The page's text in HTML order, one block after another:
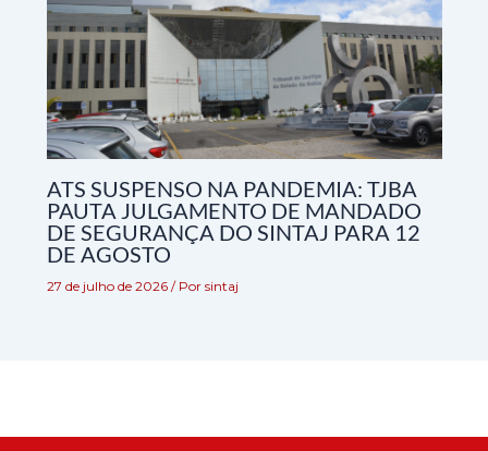
ATS SUSPENSO NA PANDEMIA: TJBA
PAUTA JULGAMENTO DE MANDADO
DE SEGURANÇA DO SINTAJ PARA 12
DE AGOSTO
27 de julho de 2026 / Por sintaj